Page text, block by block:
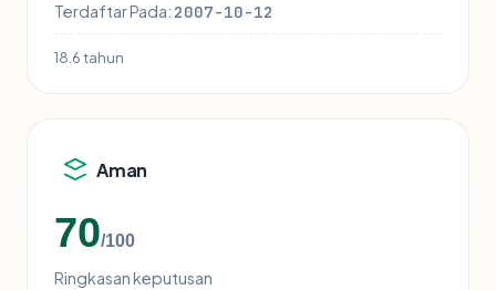
Terdaftar Pada: 2007-10-12
18.6 tahun
Aman
70/100
Ringkasan keputusan